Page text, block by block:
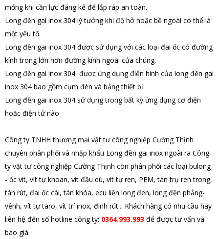
mỏng khi cần lực đáng kể để lắp ráp an toàn.
Long đền gai inox 304 lý tưởng khi độ hở hoặc bề ngoài có thể là
một yếu tố.
Long đền gai inox 304 được sử dụng với các loại đai ốc có đường
kính trong lớn hơn đường kính ngoài của chúng.
Long đền gai inox 304 được ứng dụng điển hình của long đền gai
inox 304 bao gồm cụm đèn và bảng thiết bị.
Long đền gai inox 304 sử dụng trong bất kỳ ứng dụng cơ điện
hoặc điện tử nào
Công ty TNHH thương mại vật tư công nghiệp Cường Thịnh
chuyên phân phối và nhập khẩu Long đền gai inox ngoài ra Công
ty vật tư công nghiệp Cường Thịnh còn phân phối các loại bulong
- ốc vít, vít tự khoan, vít đầu dù, vít tự ren, PEM, tán trụ ren trong,
tán rút, đai ốc cài, tán khóa, ecu liền long đen, long đền phẳng-
vênh, vít tự taro, vít trí inox, đinh rút... Khách hàng có nhu cầu hãy
liên hệ đến số hotline công ty: 0364.993.993 để được tư vấn và
báo giá.